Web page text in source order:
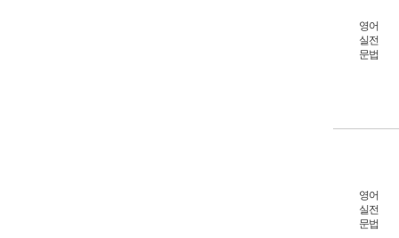
영어
실전
문법
영어
실전
문법